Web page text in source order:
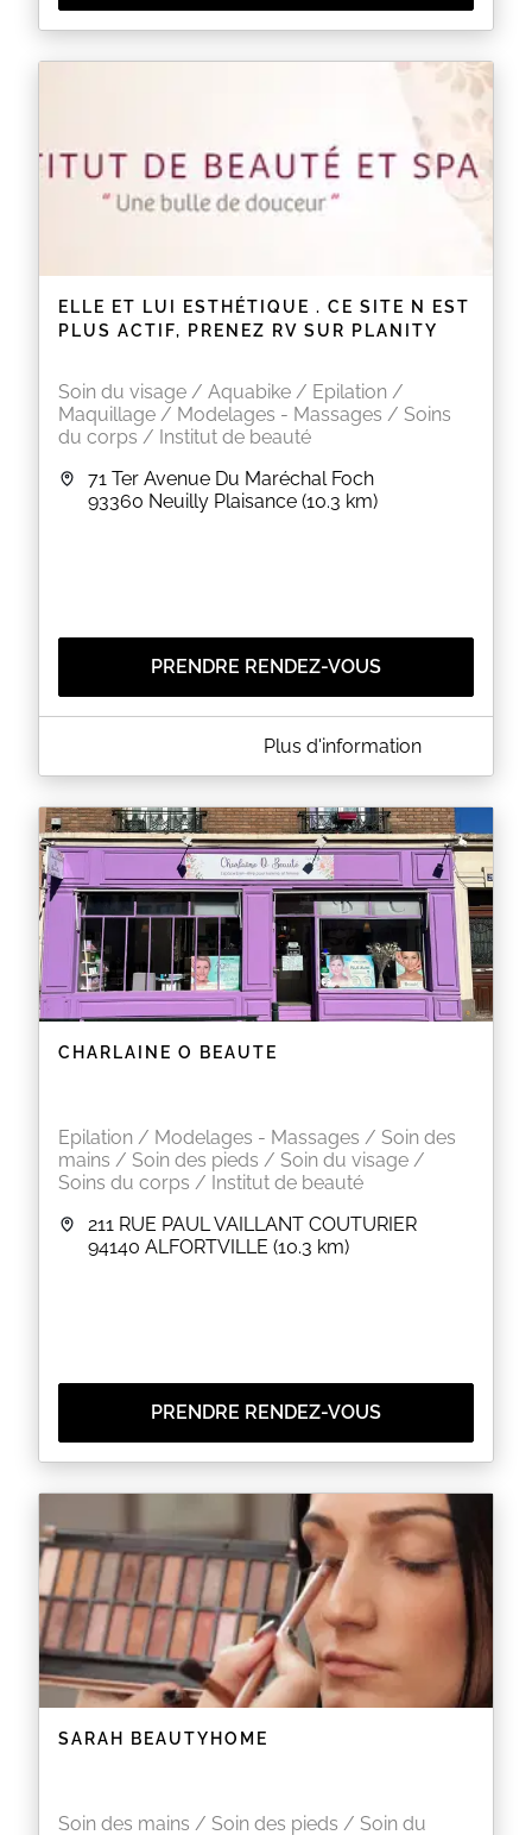
ELLE ET LUI ESTHÉTIQUE . CE SITE N EST
PLUS ACTIF, PRENEZ RV SUR PLANITY
Soin du visage / Aquabike / Epilation /
Maquillage / Modelages - Massages / Soins
du corps / Institut de beauté
71 Ter Avenue Du Maréchal Foch
93360 Neuilly Plaisance (10.3 km)
PRENDRE RENDEZ-VOUS
A PROPOS DE ELLE ET LUI ESTHÉTIQUE . CE SITE N
EST PLUS ACTIF, PRENEZ RV SUR PLANITY
sur le site internet www.elle-lui-esthetique.fr
EN SAVOIR PLUS
Plus d'information
CHARLAINE O BEAUTE
Epilation / Modelages - Massages / Soin des
mains / Soin des pieds / Soin du visage /
Soins du corps / Institut de beauté
211 RUE PAUL VAILLANT COUTURIER
94140 ALFORTVILLE (10.3 km)
PRENDRE RENDEZ-VOUS
SARAH BEAUTYHOME
Soin des mains / Soin des pieds / Soin du